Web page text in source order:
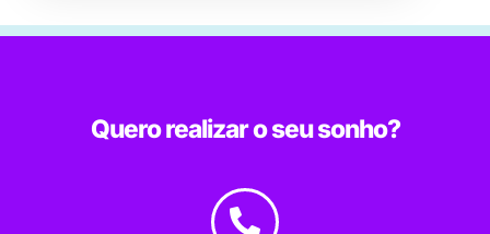
Quero realizar o seu sonho?